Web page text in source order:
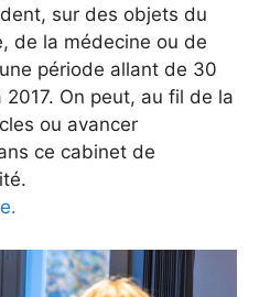
sur des objets du
de la médecine ou de
période allant de 30
On peut, au fil de la
ou avancer
ce cabinet de